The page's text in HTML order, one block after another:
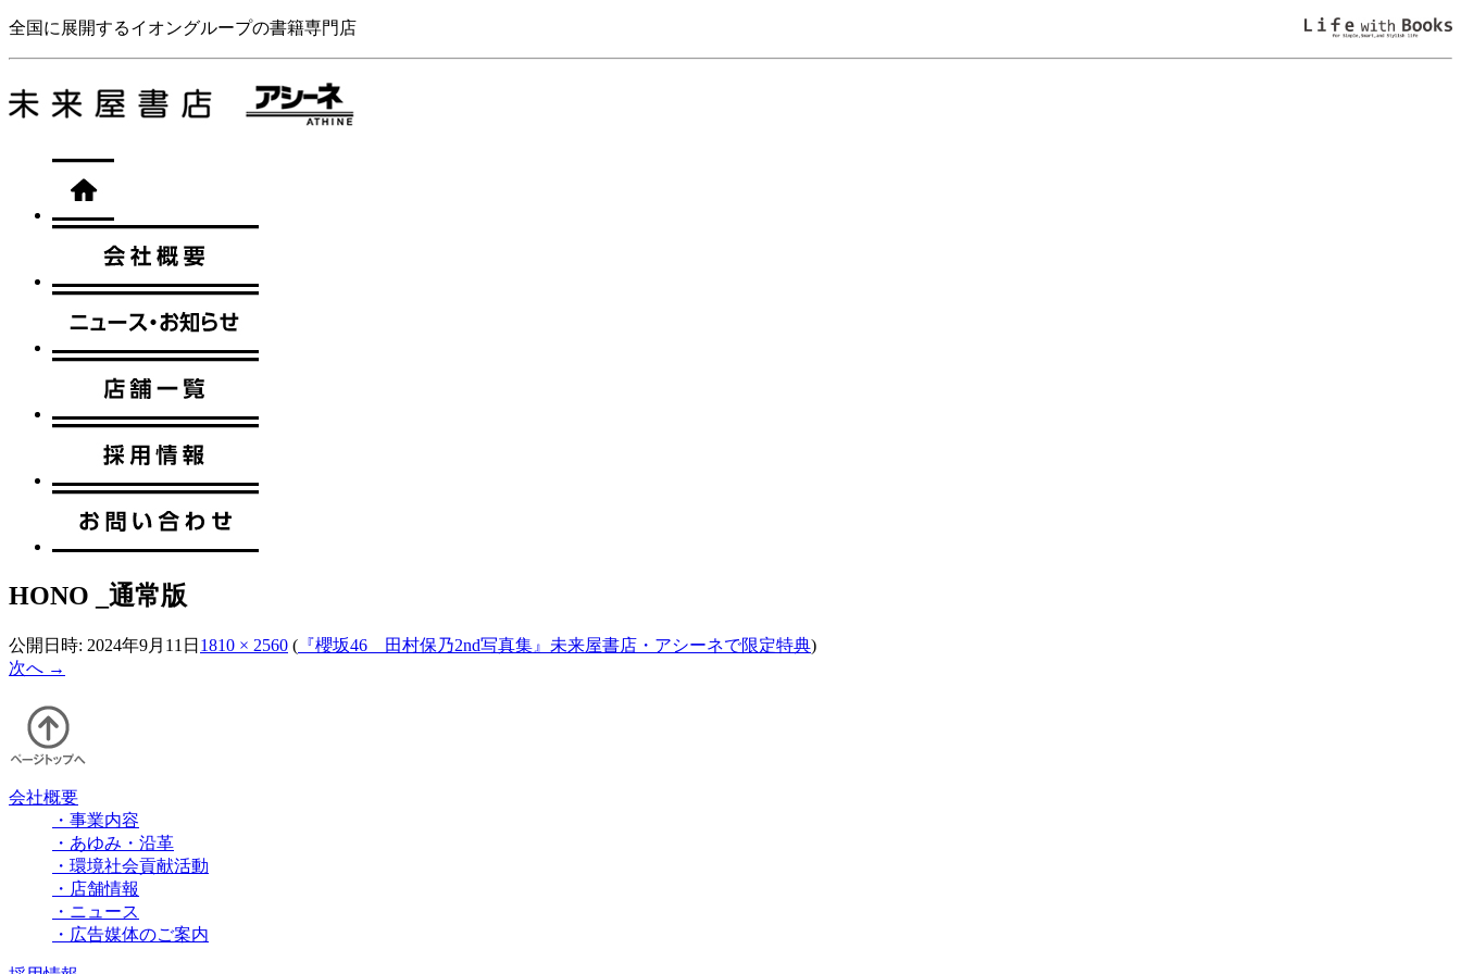
全国に展開するイオングループの書籍専門店
HONO _通常版
公開日時: 2024年9月11日 1810 × 2560 ( 『櫻坂46 田村保乃2nd写真集』未来屋書店・アシーネで限定特典)
次へ →
会社概要
・事業内容
・あゆみ・沿革
・環境社会貢献活動
・店舗情報
・ニュース
・広告媒体のご案内